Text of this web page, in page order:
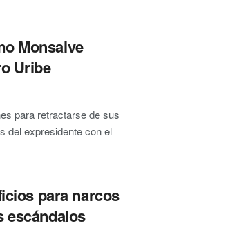
Monsalve
Uribe
para retractarse de sus
del expresidente con el
para narcos
escándalos